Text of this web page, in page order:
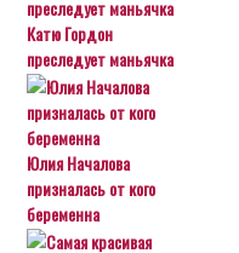
Катю Гордон
преследует маньячка
Юлия Началова
призналась от кого
беременна